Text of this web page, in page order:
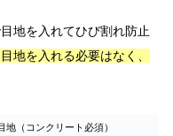
地を入れてひび割れ防止
地を入れる必要はなく、
地（コンクリート必須）